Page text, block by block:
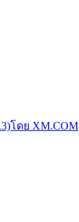
โดย XM.COM